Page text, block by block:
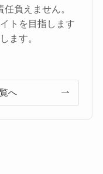
負えません。
トを目指します
ます。
へ